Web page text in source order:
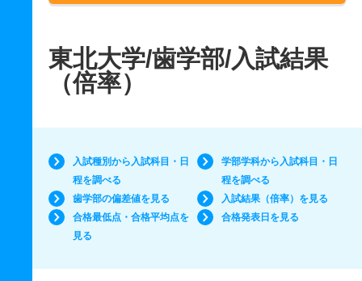
東北大学/歯学部/入試結果
（倍率）
入試種別から入試科目・日
程を調べる
学部学科から入試科目・日
程を調べる
歯学部の偏差値を見る
入試結果（倍率）を見る
合格最低点・合格平均点を
見る
合格発表日を見る